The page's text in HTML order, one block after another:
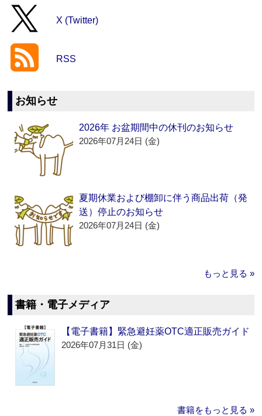
X (Twitter)
RSS
お知らせ
2026年 お盆期間中の休刊のお知らせ
2026年07月24日 (金)
夏期休業および棚卸に伴う商品出荷（発
送）停止のお知らせ
2026年07月24日 (金)
もっと見る »
書籍・電子メディア
【電子書籍】緊急避妊薬OTC適正販売ガイド
2026年07月31日 (金)
書籍をもっと見る »